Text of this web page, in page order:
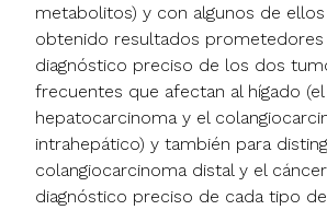
metabolitos) y con algunos de ellos
obtenido resultados prometedores
diagnóstico preciso de los dos
frecuentes que afectan al hígado (el
hepatocarcinoma y el
intrahepático) y también para
colangiocarcinoma distal y el
diagnóstico preciso de cada tipo